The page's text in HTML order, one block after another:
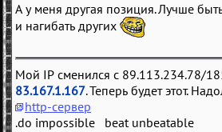
А у меня другая позиция. Лучше
и нагибать других
Мой IP сменился с 89.113.234.78/
83.167.1.167. Теперь будет этот.
http-сервер
.do impossible beat unbeatable